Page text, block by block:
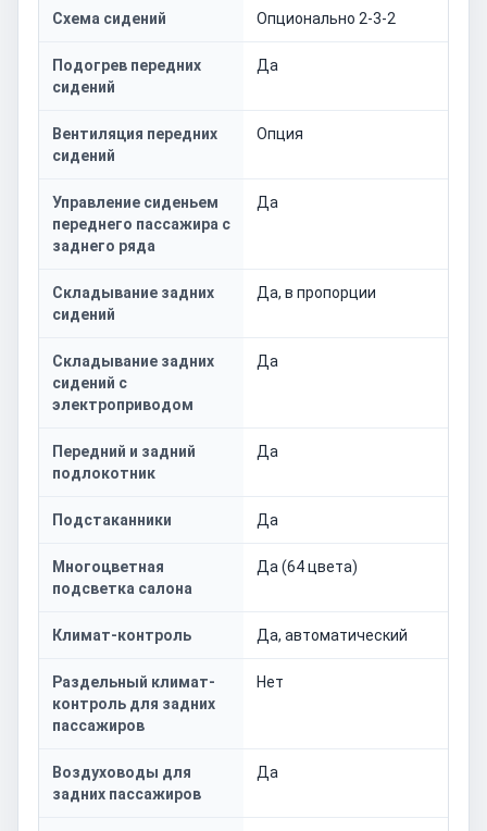
Схема сидений Опционально 2-3-2
Подогрев передних
сидений
Да
Вентиляция передних
сидений
Опция
Управление сиденьем
переднего пассажира с
заднего ряда
Да
Складывание задних
сидений
Да, в пропорции
Складывание задних
сидений с
электроприводом
Да
Передний и задний
подлокотник
Да
Подстаканники Да
Многоцветная
подсветка салона
Да (64 цвета)
Климат-контроль Да, автоматический
Раздельный климат-
контроль для задних
пассажиров
Нет
Воздуховоды для
задних пассажиров
Да